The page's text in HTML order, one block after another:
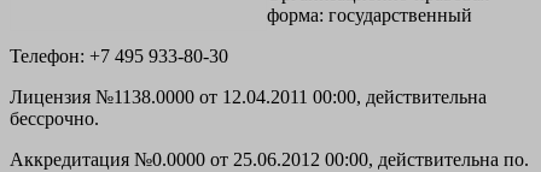
форма: государственный
Телефон: +7 495 933-80-30
Лицензия №1138.0000 от 12.04.2011 00:00, действительна
бессрочно.
Аккредитация №0.0000 от 25.06.2012 00:00, действительна по.